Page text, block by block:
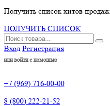
Получить список хитов продаж
ПОЛУЧИТЬ СПИСОК
Вход Регистрация
или войти с помощью
+7 (969) 716-00-00
8 (800) 222-21-52